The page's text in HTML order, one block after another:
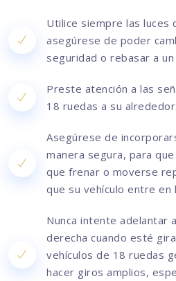
Utilice siempre las luces
asegúrese de poder
seguridad o rebasar a
Preste atención a las
18 ruedas a su alrededor.
Asegúrese de
manera segura, para
que frenar o moverse
que su vehículo entre en
Nunca intente adelantar
derecha cuando esté
vehículos de 18 ruedas
hacer giros amplios,